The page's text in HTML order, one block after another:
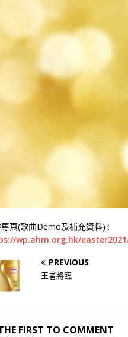
頁(歌曲Demo及補充資料) :
wp.ahm.org.hk/
PREVIOUS
王者將臨
FIRST TO COMMENT